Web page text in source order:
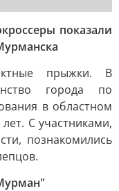
показали
прыжки. В
города по
в областном
С участниками,
познакомились